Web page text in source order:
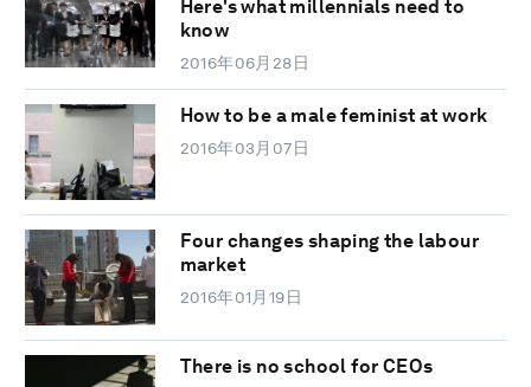
Here's what millennials need to
know
2016年06月28日
How to be a male feminist at work
2016年03月07日
Four changes shaping the labour
market
2016年01月19日
There is no school for CEOs